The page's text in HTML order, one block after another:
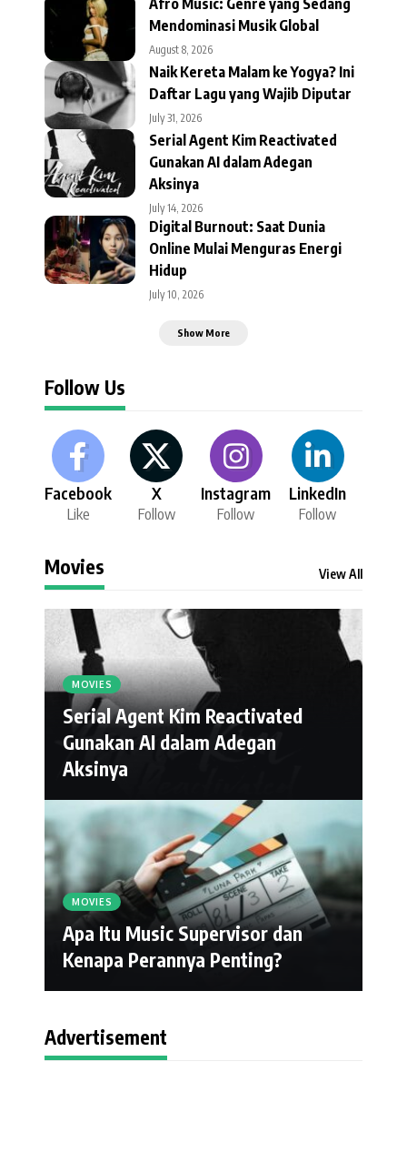
Mendominasi Musik Global
August 8, 2026
Naik Kereta Malam ke Yogya? Ini
Daftar Lagu yang Wajib Diputar
July 31, 2026
Serial Agent Kim Reactivated
Gunakan AI dalam Adegan
Aksinya
July 14, 2026
Digital Burnout: Saat Dunia
Online Mulai Menguras Energi
Hidup
July 10, 2026
Show More
Follow Us
Facebook
Like
X
Follow
Instagram
Follow
LinkedIn
Follow
Movies View All
MOVIES
Serial Agent Kim Reactivated
Gunakan AI dalam Adegan
Aksinya
MOVIES
Apa Itu Music Supervisor dan
Kenapa Perannya Penting?
Advertisement